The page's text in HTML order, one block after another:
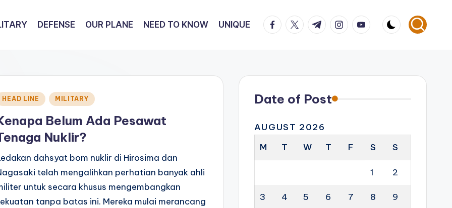
DEFENSE OUR PLANE NEED TO KNOW UNIQUE facebook.com
twitter.com
t.me instagram.com
youtube.com
HEAD LINE MILITARY
Belum Ada Pesawat
Nuklir?
dahsyat bom nuklir di Hirosima dan
telah mengalihkan perhatian banyak ahli
untuk secara khusus mengembangkan
tanpa batas ini. Mereka mulai merancang
Date of Post
AUGUST 2026
M
T W T F S S
1 2
3 4 5 6 7 8 9